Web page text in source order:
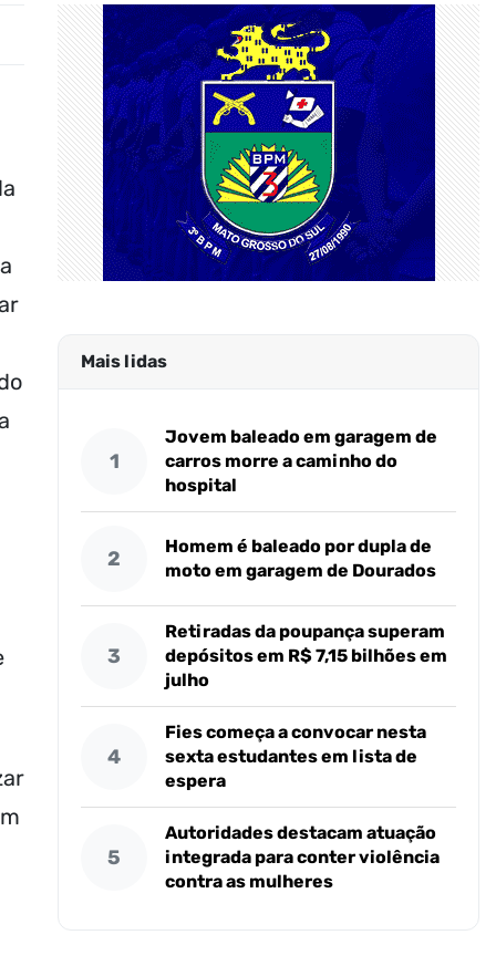
Mais lidas
1
Jovem baleado em garagem de
carros morre a caminho do
hospital
2
Homem é baleado por dupla de
moto em garagem de Dourados
3
Retiradas da poupança superam
depósitos em R$ 7,15 bilhões em
julho
4
Fies começa a convocar nesta
sexta estudantes em lista de
espera
5
Autoridades destacam atuação
integrada para conter violência
contra as mulheres